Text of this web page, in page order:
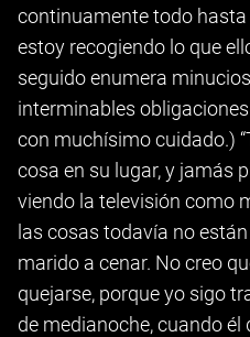
continuamente todo hasta
estoy recogiendo lo que
seguido enumera
interminables
con muchísimo cuidado.)
cosa en su lugar, y jamás
viendo la televisión como
las cosas todavía no
marido a cenar. No creo
quejarse, porque yo sigo
de medianoche, cuando él